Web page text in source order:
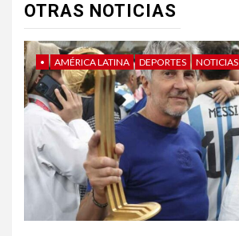
OTRAS NOTICIAS
• AMÉRICA LATINA DEPORTES NOTICIAS